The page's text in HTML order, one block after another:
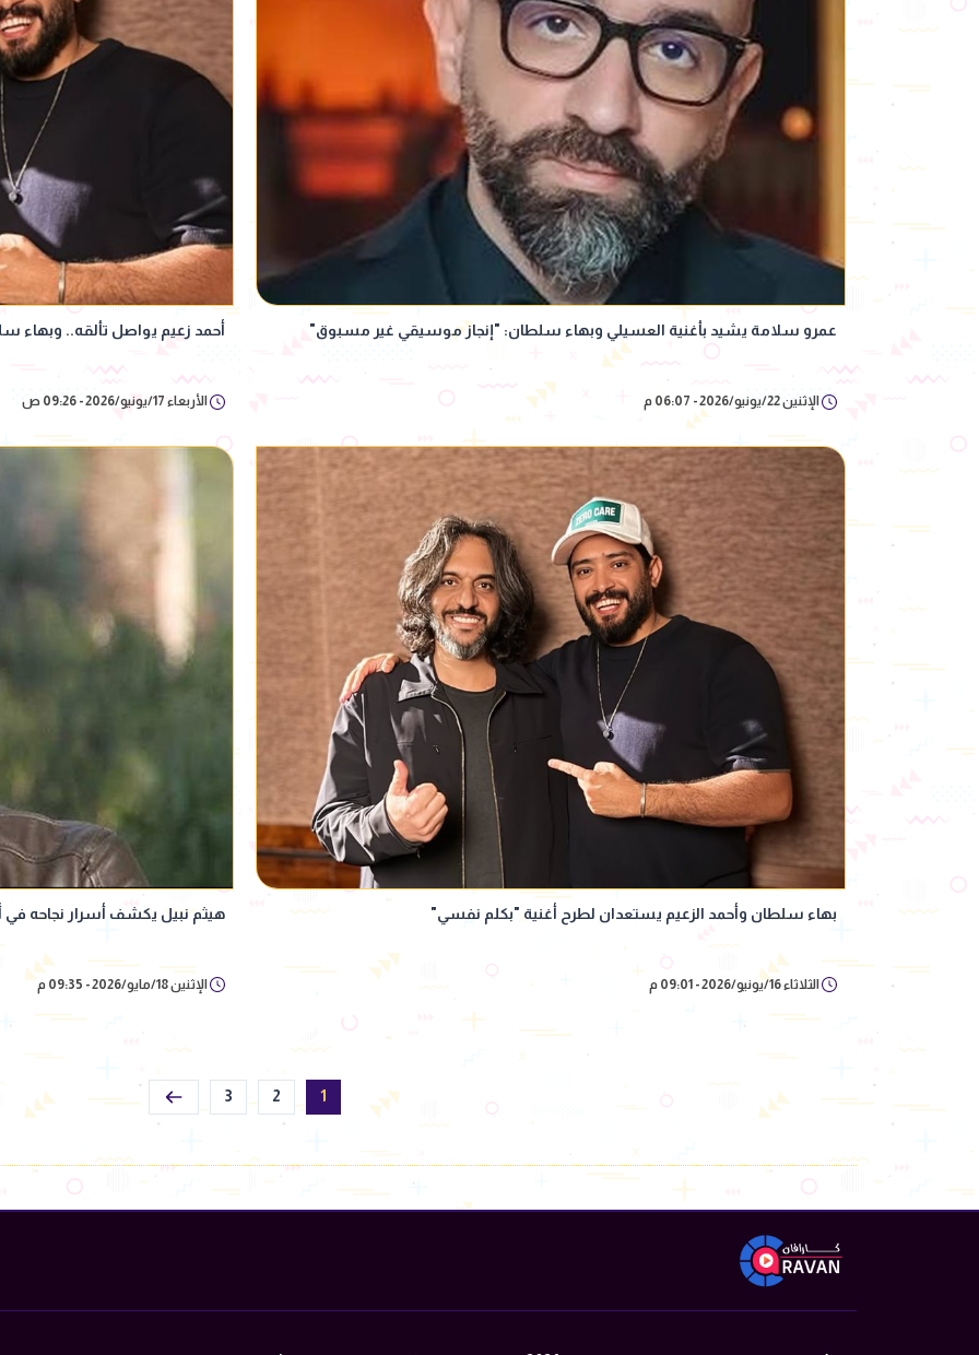
عمرو سلامة يشيد بأغنية العسيلي وبهاء سلطان: "إنجاز موسيقي غير مسبوق"
الإثنين 22/يونيو/2026 - 06:07 م
أحمد زعيم يواصل تألقه.. وبهاء
الأربعاء 17/يونيو/2026 - 09:26 ص
بهاء سلطان وأحمد الزعيم يستعدان لطرح أغنية "بكلم نفسي"
الثلاثاء 16/يونيو/2026 - 09:01 م
هيثم نبيل يكشف أسرار نجاحه في
الإثنين 18/مايو/2026 - 09:35 م
1
2
3